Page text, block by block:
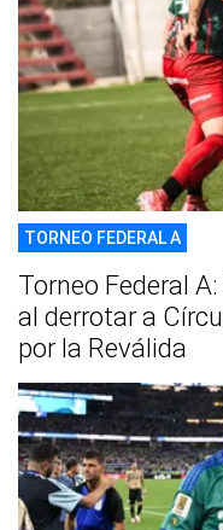
TORNEO FEDERAL A
Torneo Federal
al derrotar a
por la Reválida